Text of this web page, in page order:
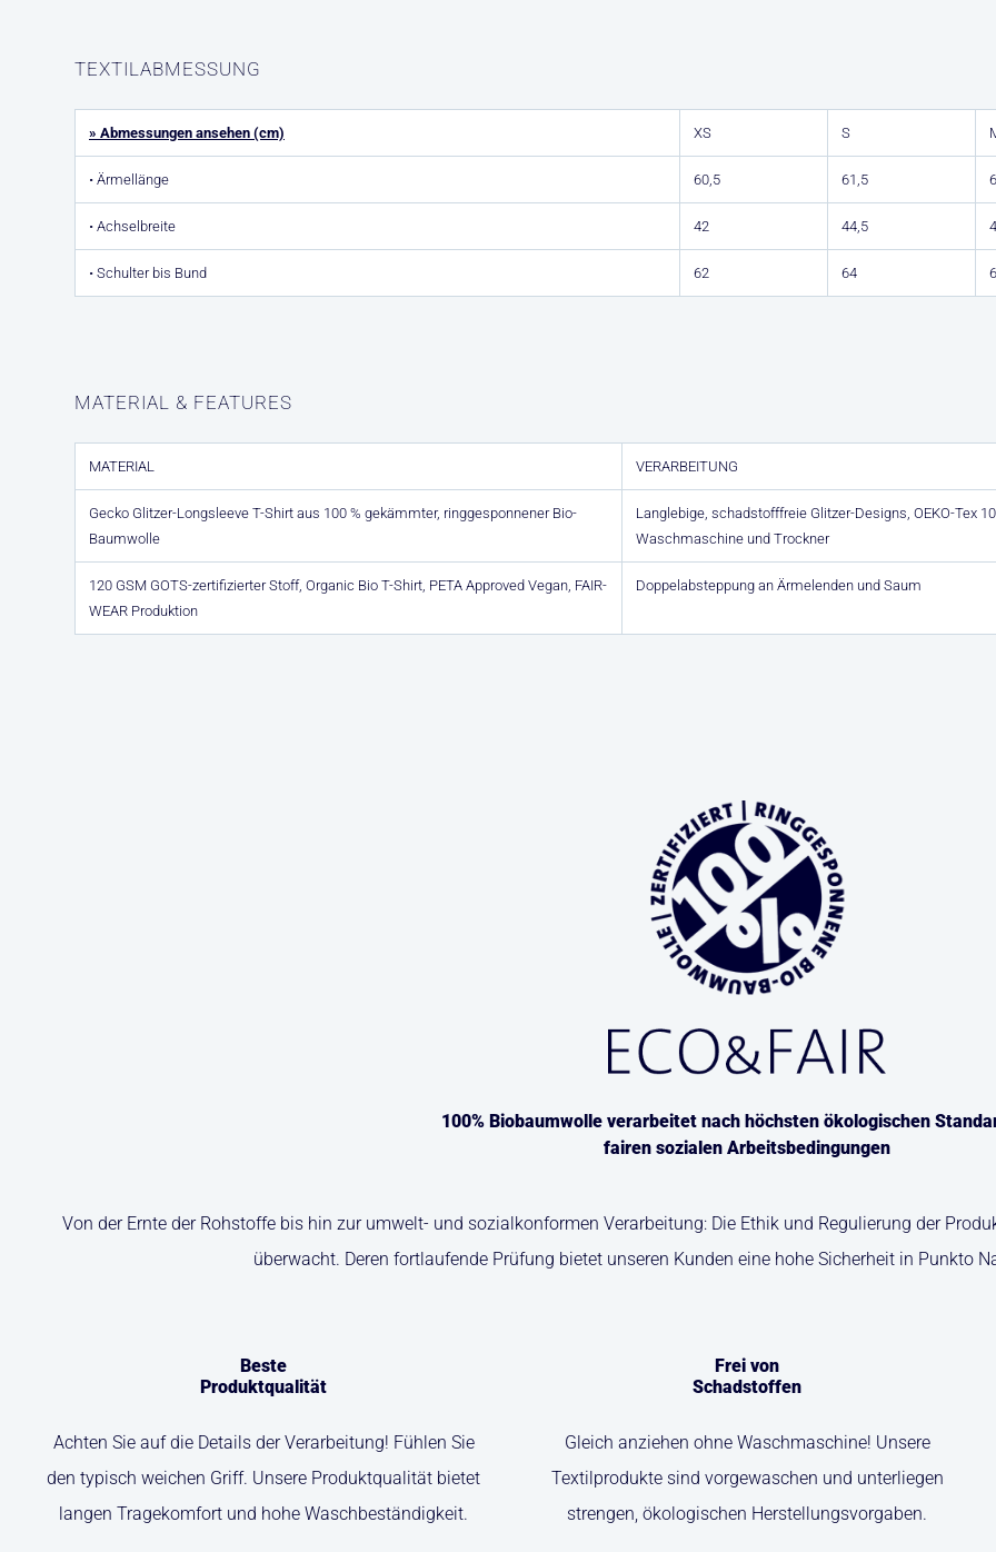
TEXTILABMESSUNG
» Abmessungen ansehen (cm) XS S
• Ärmellänge 60,5 61,5
• Achselbreite 42 44,5
• Schulter bis Bund 62 64
MATERIAL & FEATURES
MATERIAL VERARBEITUNG
Gecko Glitzer-Longsleeve T-Shirt aus 100 % gekämmter, ringgesponnener Bio-
Baumwolle
Langlebige, schadstofffreie Glitzer-Designs, OEKO-Tex
Waschmaschine und Trockner
120 GSM GOTS-zertifizierter Stoff, Organic Bio T-Shirt, PETA Approved Vegan, FAIR-
WEAR Produktion
Doppelabsteppung an Ärmelenden und Saum
100% Biobaumwolle verarbeitet nach höchsten ökologischen
fairen sozialen Arbeitsbedingungen
Von der Ernte der Rohstoffe bis hin zur umwelt- und sozialkonformen Verarbeitung: Die Ethik und Regulierung der
überwacht. Deren fortlaufende Prüfung bietet unseren Kunden eine hohe Sicherheit in Punkto
Beste
Produktqualität
Achten Sie auf die Details der Verarbeitung! Fühlen Sie
den typisch weichen Griff. Unsere Produktqualität bietet
langen Tragekomfort und hohe Waschbeständigkeit.
Frei von
Schadstoffen
Gleich anziehen ohne Waschmaschine! Unsere
Textilprodukte sind vorgewaschen und unterliegen
strengen, ökologischen Herstellungsvorgaben.